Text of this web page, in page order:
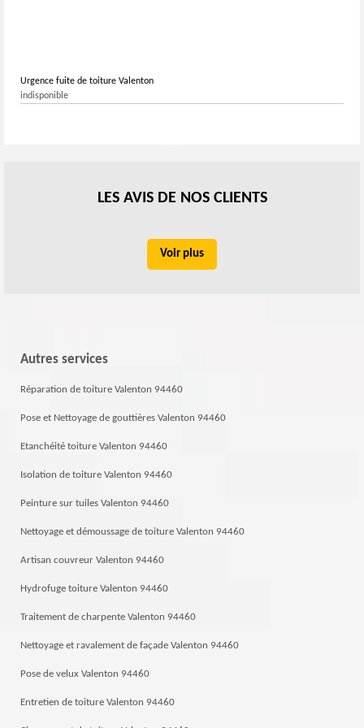
Urgence fuite de toiture Valenton
indisponible
LES AVIS DE NOS CLIENTS
Voir plus
Autres services
Réparation de toiture Valenton 94460
Pose et Nettoyage de gouttières Valenton 94460
Etanchéité toiture Valenton 94460
Isolation de toiture Valenton 94460
Peinture sur tuiles Valenton 94460
Nettoyage et démoussage de toiture Valenton 94460
Artisan couvreur Valenton 94460
Hydrofuge toiture Valenton 94460
Traitement de charpente Valenton 94460
Nettoyage et ravalement de façade Valenton 94460
Pose de velux Valenton 94460
Entretien de toiture Valenton 94460